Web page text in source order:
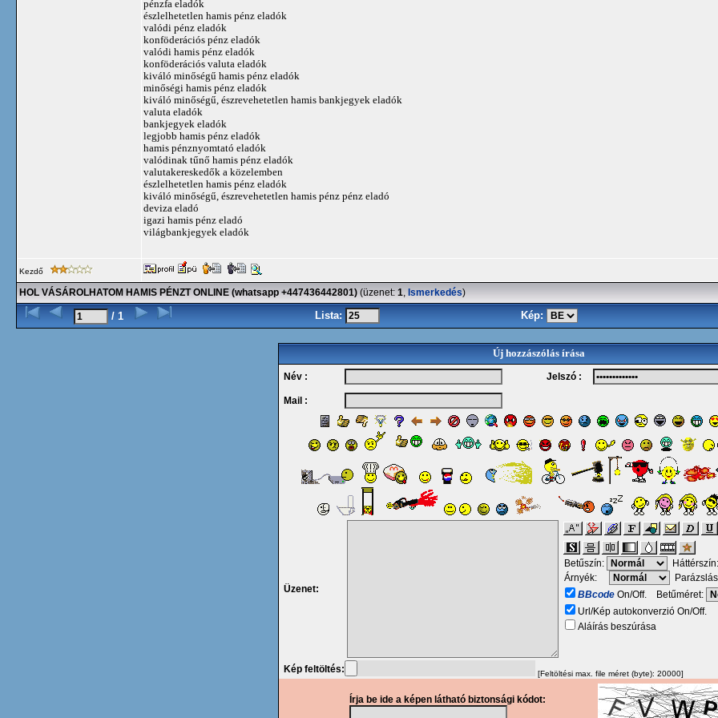
pénzfa eladók
észlelhetetlen hamis pénz eladók
valódi pénz eladók
konföderációs pénz eladók
valódi hamis pénz eladók
konföderációs valuta eladók
kiváló minőségű hamis pénz eladók
minőségi hamis pénz eladók
kiváló minőségű, észrevehetetlen hamis bankjegyek eladók
valuta eladók
bankjegyek eladók
legjobb hamis pénz eladók
hamis pénznyomtató eladók
valódinak tűnő hamis pénz eladók
valutakereskedők a közelemben
észlelhetetlen hamis pénz eladók
kiváló minőségű, észrevehetetlen hamis pénz pénz eladó
deviza eladó
igazi hamis pénz eladó
világbankjegyek eladók
Kezdő
HOL VÁSÁROLHATOM HAMIS PÉNZT ONLINE (whatsapp +447436442801) (üzenet: 1, Ismerkedés)
/ 1 Lista: Kép:
Új hozzászólás írása
Név : Jelszó :
Mail :
Üzenet:
Betűszín:
Árnyék:
BBcodeOn/Off. Betűméret:
Url/Kép autokonverzió On/Off.
Aláírás beszúrása
Kép feltöltés: [Feltöltési max. file méret (byte): 20000]
Írja be ide a képen látható biztonsági kódot: